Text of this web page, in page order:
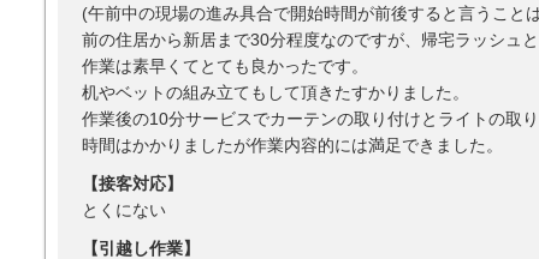
(午前中の現場の進み具合で開始時間が前後すると言うこ
前の住居から新居まで30分程度なのですが、帰宅ラッシュ
作業は素早くてとても良かったです。
机やベットの組み立てもして頂きたすかりました。
作業後の10分サービスでカーテンの取り付けとライトの取
時間はかかりましたが作業内容的には満足できました。
【接客対応】
とくにない
【引越し作業】